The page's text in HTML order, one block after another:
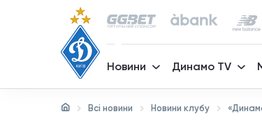
Новини Динамо TV
Всі новини Новини клубу